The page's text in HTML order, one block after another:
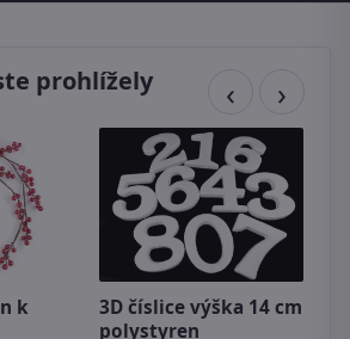
prohlížely
k
3D číslice výška 14 cm
polystyren